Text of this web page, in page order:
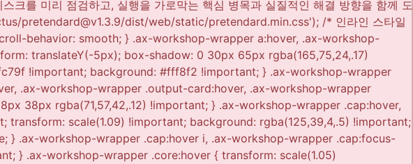
를 미리 점검하고, 실행을 가로막는 핵심 병목과 실질적인 해결 방향을 함께 도
pretendard@v1.3.9/dist/web/static/pretendard.min.css'); /* 인라인 스타일
behavior: smooth; } .ax-workshop-wrapper a:hover, .ax-workshop-
translateY(-5px); box-shadow: 0 30px 65px rgba(165,75,24,.17)
!important; background: #fff8f2 !important; } .ax-workshop-wrapper
.ax-workshop-wrapper .output-card:hover, .ax-workshop-wrapper
38px rgba(71,57,42,.12) !important; } .ax-workshop-wrapper .cap:hover,
scale(1.09) !important; background: rgba(125,39,4,.5) !important;
} .ax-workshop-wrapper .cap:hover i, .ax-workshop-wrapper .cap:focus-
} .ax-workshop-wrapper .core:hover { transform: scale(1.05)